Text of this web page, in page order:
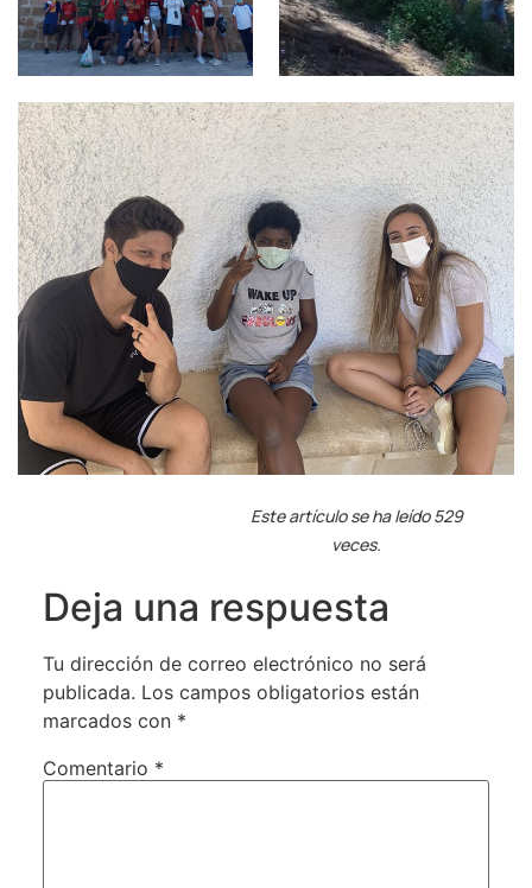
Este artículo se ha leído 529
veces.
Deja una respuesta
Tu dirección de correo electrónico no será
publicada. Los campos obligatorios están
marcados con *
Comentario *